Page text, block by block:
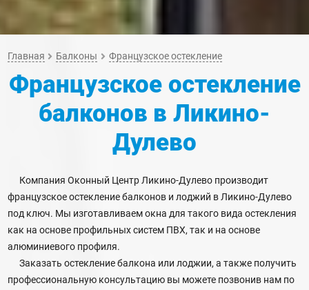
Главная Балконы Французское остекление
Французское остекление
балконов в Ликино-
Дулево
Компания Оконный Центр Ликино-Дулево производит
французское остекление балконов и лоджий в Ликино-Дулево
под ключ. Мы изготавливаем окна для такого вида остекления
как на основе профильных систем ПВХ, так и на основе
алюминиевого профиля.
Заказать остекление балкона или лоджии, а также получить
профессиональную консультацию вы можете позвонив нам по